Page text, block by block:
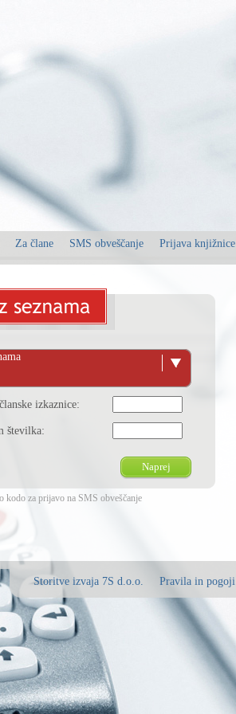
Prijava knjižnice
SMS obveščanje
Za člane
izkaznice:
številka:
Naprej
kodo za prijavo na SMS obveščanje
Pravila in pogoji
Storitve izvaja 7S d.o.o.